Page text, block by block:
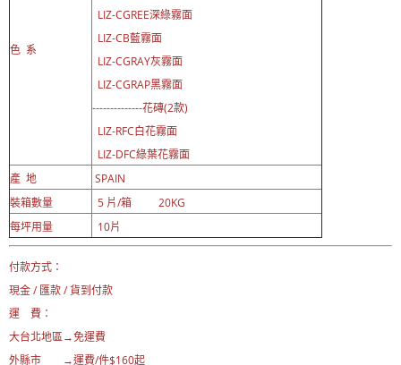
色 系
LIZ-CGREE深綠霧面
LIZ-CB藍霧面
LIZ-CGRAY灰霧面
LIZ-CGRAP黑霧面
--------------花磚(2款)
LIZ-RFC白花霧面
LIZ-DFC綠葉花霧面
產 地
SPAIN
裝箱數量
5 片/箱 20KG
每坪用量
10片
付款方式：
現金 / 匯款 / 貨到付款
運 費：
大台北地區→免運費
外縣市 →運費/件$160起